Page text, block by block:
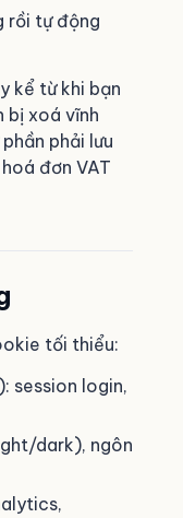
rồi tự động
kể từ khi bạn
bị xoá vĩnh
phải lưu
đơn VAT
tối thiểu:
session login,
dark), ngôn